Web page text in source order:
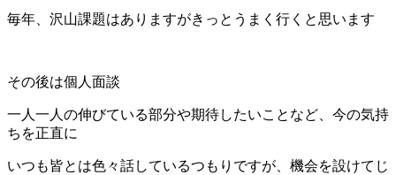
毎年、沢山課題はありますがきっとうまく行くと思います
その後は個人面談
一人一人の伸びている部分や期待したいことなど、今の気持
ちを正直に
いつも皆とは色々話しているつもりですが、機会を設けてじ